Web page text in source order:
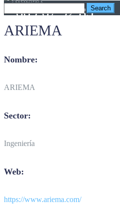
669 67 92 85
ARIEMA
Nombre:
ARIEMA
Sector:
Ingeniería
Web:
https://www.ariema.com/